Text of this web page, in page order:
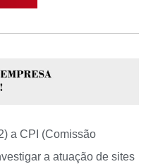
a CPI (Comissão
a atuação de sites